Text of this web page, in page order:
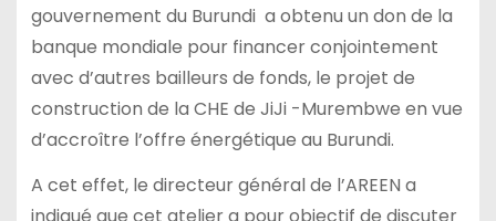
gouvernement du Burundi a obtenu un don de la
banque mondiale pour financer conjointement
avec d’autres bailleurs de fonds, le projet de
construction de la CHE de JiJi -Murembwe en vue
d’accroître l’offre énergétique au Burundi.
A cet effet, le directeur général de l’AREEN a